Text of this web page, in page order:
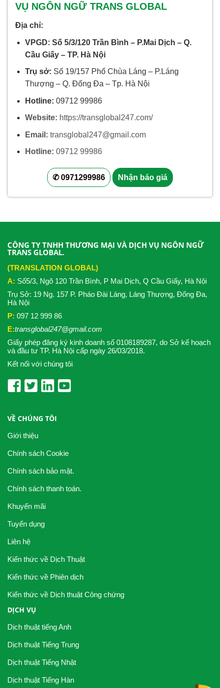
VỤ NGÔN NGỮ TRANS GLOBAL
Địa chỉ:
VPGD: Số 5/3/120 Trần Bình – P.Mai Dịch – Q.
Cầu Giấy – TP. Hà Nội
Trụ sở: Số 19/157 Phố Chùa Láng – P.Láng
Thượng – Q. Đống Đa – Tp. Hà Nội
Hotline: 09712 99986
Website: https://transglobal247.com/
Email: transglobal247@gmail.com
Hotline: 09712 99986
✆ 0971299986 Nhận báo giá
CÔNG TY TNHH THƯƠNG MẠI VÀ DỊCH VỤ NGÔN NGỮ
TRANS GLOBAL.
(TRANSLATION GLOBAL)
A: Số5/3, Ngõ 120 Trần Bình, P Mai Dịch, Q Cầu Giấy, Hà Nội
Trụ Sở: 19 Ng. 157 P. Pháo Đài Láng, Láng Thượng, Đống Đa,
Hà Nội
P: 097 12 999 86
E:transglobal247@gmail.com
Giấy phép đăng ký kinh doanh số 0108189287, do Sở kế hoạch
và đầu tư TP. Hà Nội cấp ngày 26/03/2018.
Kết nối với chúng tôi
VỀ CHÚNG TÔI
Giới thiệu
Chính sách Cookie
Chính sách bảo mật.
Chính sách thanh toán.
Khuyến mãi
Tuyển dụng
Liên hệ
Kiến thức về Dịch Thuật
Kiến thức về Phiên dịch
Kiến thức về Dịch thuật Công chứng
DỊCH VỤ
Dịch thuật tiếng Anh
Dịch thuật Tiếng Trung
Dịch thuật Tiếng Nhật
Dịch thuật Tiếng Hàn